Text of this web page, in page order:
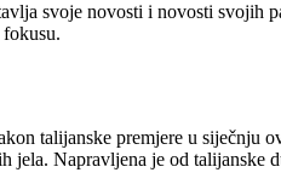
svoje novosti i novosti svojih
talijanske premjere u siječnju
Napravljena je od talijanske